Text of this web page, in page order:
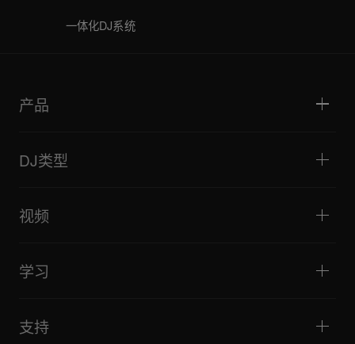
一体化DJ系统
产品
DJ混音器
一体化DJ系统
DJ采样器
DJ效果器
监听扬声器
便携式DJ扬声器
DJ类型
直播
酒吧与小型场地
唱盘主义与对决
音乐制作
视频
教程
技巧和窍门
文化
纪录片
学习
推荐给 Hip Hop DJ 的设备
Bridge Blog Tips
支持